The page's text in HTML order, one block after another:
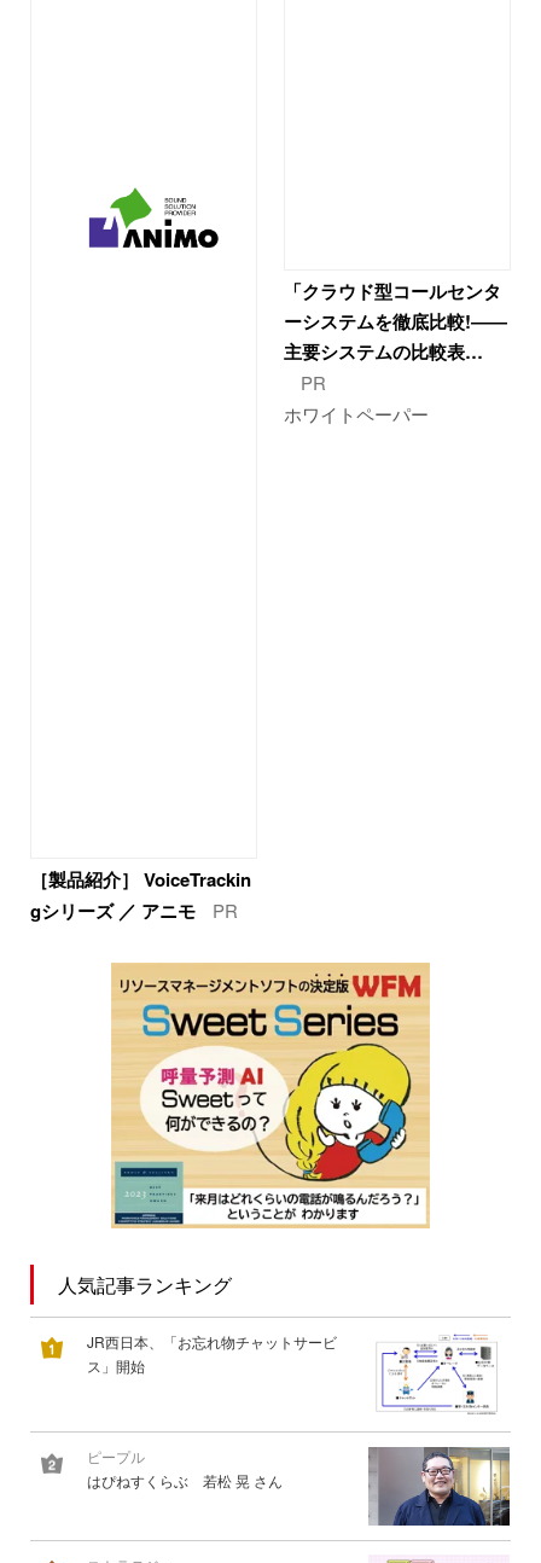
［製品紹介］ VoiceTrackin
gシリーズ ／ アニモ
PR
「クラウド型コールセンタ
ーシステムを徹底比較!――
主要システムの比較表…
PR
ホワイトペーパー
人気記事ランキング
JR西日本、「お忘れ物チャットサービ
ス」開始
ピープル
はぴねすくらぶ 若松 晃 さん